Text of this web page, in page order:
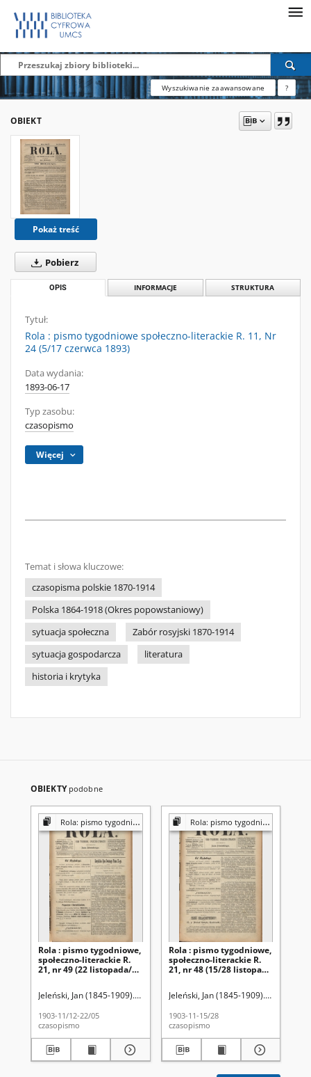
Wyszukiwanie zaawansowane ?
OBIEKT
Pokaż treść
Pobierz
OPIS INFORMACJE STRUKTURA
Tytuł:
Rola : pismo tygodniowe społeczno-literackie R. 11, Nr
24 (5/17 czerwca 1893)
Data wydania:
1893-06-17
Typ zasobu:
czasopismo
Więcej
Temat i słowa kluczowe:
czasopisma polskie 1870-1914
Polska 1864-1918 (Okres popowstaniowy)
sytuacja społeczna
Zabór rosyjski 1870-1914
sytuacja gospodarcza
literatura
historia i krytyka
OBIEKTY podobne
Rola: pismo tygodniowe [poświęcone sprawom społecznym, ekonomicznym i literackim]
Rola : pismo tygodniowe,
społeczno-literackie R.
21, nr 49 (22 listopada/5
Jeleński, Jan (1845-1909). Red.
1903-11/12-22/05
czasopismo
Rola: pismo tygodniowe [poświęcone sprawom społecznym, ekonomicznym i literackim]
Rola : pismo tygodniowe,
społeczno-literackie R.
21, nr 48 (15/28 listopada
Jeleński, Jan (1845-1909). Red.
1903-11-15/28
czasopismo